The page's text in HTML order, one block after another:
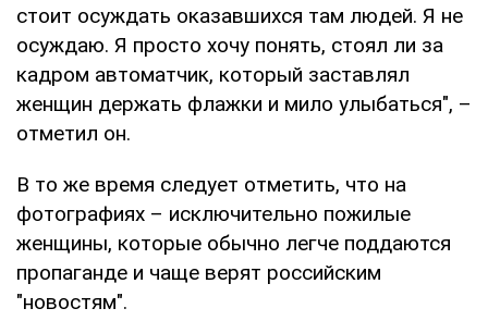
стоит осуждать оказавшихся там людей. Я не
осуждаю. Я просто хочу понять, стоял ли за
кадром автоматчик, который заставлял
женщин держать флажки и мило улыбаться", –
отметил он.
В то же время следует отметить, что на
фотографиях – исключительно пожилые
женщины, которые обычно легче поддаются
пропаганде и чаще верят российским
"новостям".